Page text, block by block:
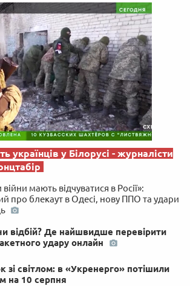
українців у Білорусі - журналісти
мають відчуватися в Росії»:
про блекаут в Одесі, нову ППО та удари
відбій? Де найшвидше перевірити
удару онлайн
зі світлом: в «Укренерго» потішили
на 10 серпня